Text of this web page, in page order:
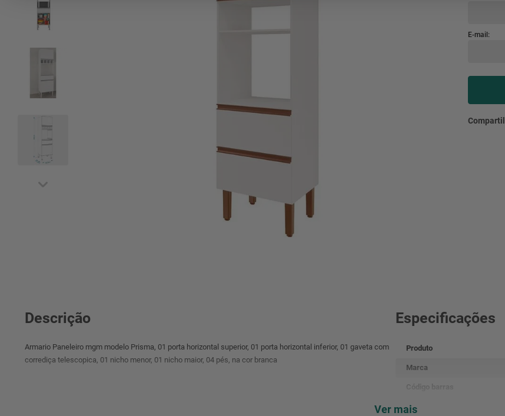
Descrição
Armario Paneleiro mgm modelo Prisma, 01 porta horizontal superior, 01 porta horizontal inferior, 01 gaveta com
corrediça telescopica, 01 nicho menor, 01 nicho maior, 04 pés, na cor branca
Especificações
Produto
Marca
Referência
Ver mais
condicionado